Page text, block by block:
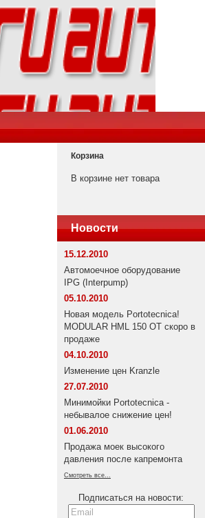
Корзина
В корзине нет товара
Новости
15.12.2010
Автомоечное оборудование
IPG (Interpump)
05.10.2010
Новая модель Portotecnica!
MODULAR HML 150 OT скоро в
продаже
04.10.2010
Изменение цен Kranzle
27.07.2010
Минимойки Portotecnica -
небывалое снижение цен!
01.06.2010
Продажа моек высокого
давления после капремонта
Смотреть все...
Подписаться на новости: